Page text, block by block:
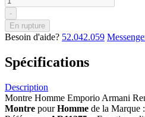
-
En rupture
Besoin d'aide? 52.042.059
Spécifications
Description
Montre Homme Emporio Armani
Montre pourHomme de la Marque :